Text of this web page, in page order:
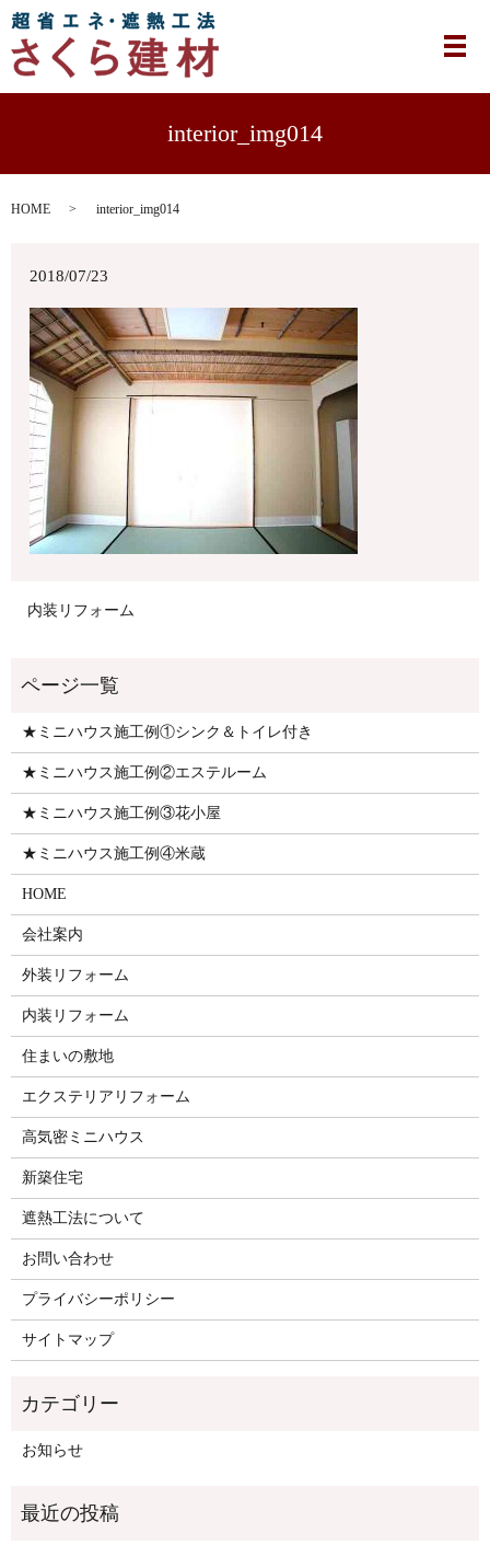
メ
interior_img014
HOME interior_img014
2018/07/23
内装リフォーム
★ミニハウス施工例①シンク＆トイレ付き
★ミニハウス施工例②エステルーム
★ミニハウス施工例③花小屋
★ミニハウス施工例④米蔵
HOME
会社案内
外装リフォーム
内装リフォーム
住まいの敷地
エクステリアリフォーム
高気密ミニハウス
新築住宅
遮熱工法について
お問い合わせ
プライバシーポリシー
サイトマップ
お知らせ